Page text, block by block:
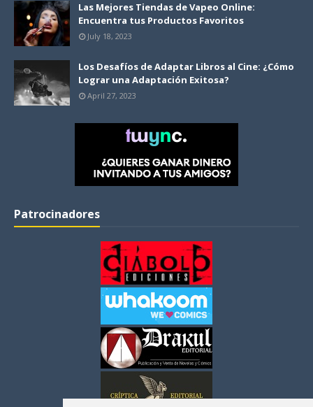
Las Mejores Tiendas de Vapeo Online:
Encuentra tus Productos Favoritos
July 18, 2023
Los Desafíos de Adaptar Libros al Cine: ¿Cómo
Lograr una Adaptación Exitosa?
April 27, 2023
Patrocinadores